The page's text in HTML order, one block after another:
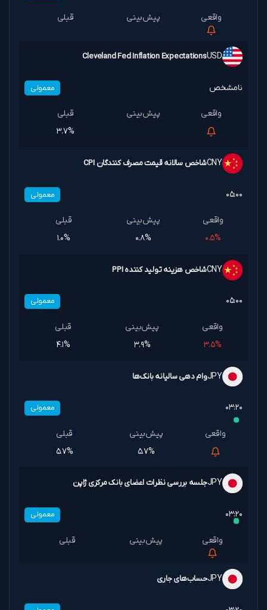
نامشخص
USD
Cleveland Fed Inflation Expectations
معمولی
۳.۷%
۰۵:۰۰
CNYشاخص سالانه قیمت مصرف کنندگان CPI
معمولی
۰.۵% ۰.۸% ۱.۰%
۰۵:۰۰
CNYشاخص هزینه تولید کننده PPI
معمولی
۳.۵% ۳.۹% ۴.۱%
۰۳:۲۰
JPYوام دهی سالیانه بانک‌ها
معمولی
۵.۷% ۵.۷%
۰۳:۲۰
JPYجلسه بررسی نظرات اعضای بانک مرکزی ژاپن
معمولی
JPYحساب‌های جاری